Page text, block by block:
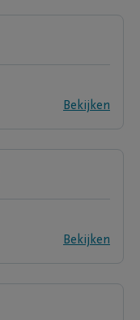
Bekijken
Bekijken